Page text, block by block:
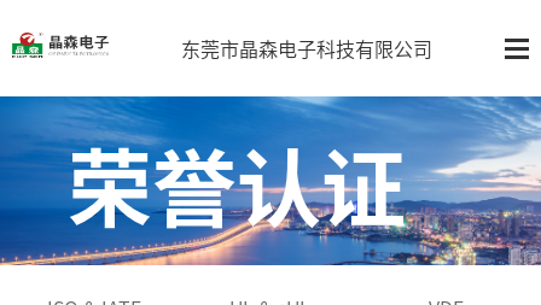
东莞市晶森电子科技有限公司
荣誉认证